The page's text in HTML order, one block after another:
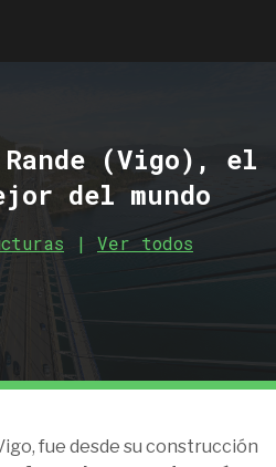
(Vigo), el
del mundo
| Ver todos
fue desde su construcción